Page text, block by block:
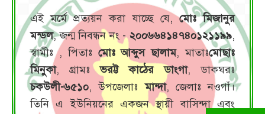
এই মর্মে প্রত্যয়ন করা যাচ্ছে যে,মোঃ মিজানুর
মন্ডল, জন্ম নিবন্ধন নং -২০০৬৬৪১৪৭৪০১২১১৯৯,
স্বামীঃ, পিতাঃ মোঃ আব্দুস ছালাম, মাতাঃমোছাঃ
মিনুকা, গ্রামঃভরট্ট কাঠের ডাংগা, ডাকঘরঃ
চকউলী-৬৫১০, উপজেলাঃমান্দা, জেলাঃ নওগাঁ।
তিনি এ ইউনিয়নের একজন স্থায়ী বাসিন্দা এবং